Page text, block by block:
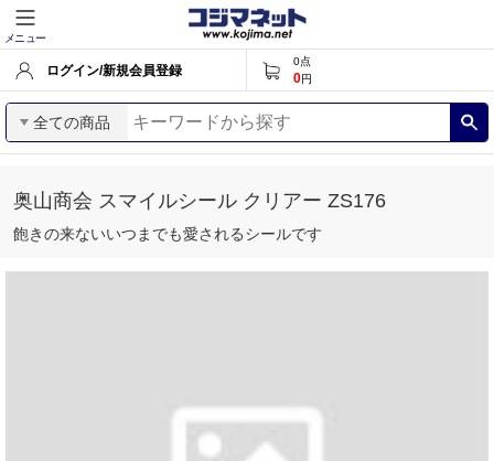
メニュー
ログイン/新規会員登録
0点
0円
全ての商品
奥山商会 スマイルシール クリアー ZS176
飽きの来ないいつまでも愛されるシールです